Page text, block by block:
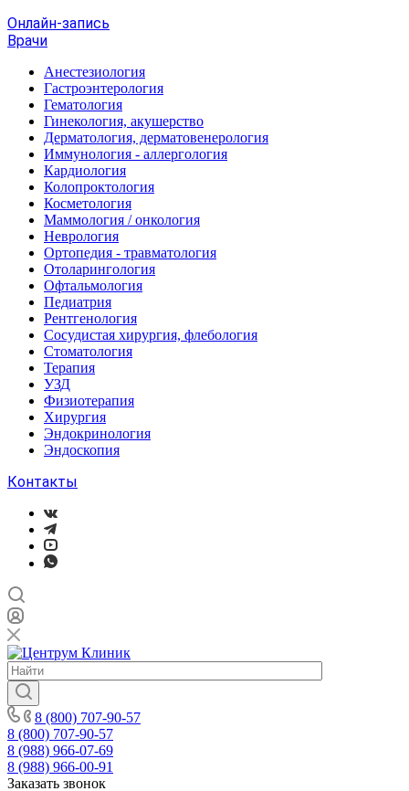
Онлайн-запись
Врачи
Анестезиология
Гастроэнтерология
Гематология
Гинекология, акушерство
Дерматология, дерматовенерология
Иммунология - аллергология
Кардиология
Колопроктология
Косметология
Маммология / онкология
Неврология
Ортопедия - травматология
Отоларингология
Офтальмология
Педиатрия
Рентгенология
Сосудистая хирургия, флебология
Стоматология
Терапия
УЗД
Физиотерапия
Хирургия
Эндокринология
Эндоскопия
Контакты
8 (800) 707-90-57
8 (800) 707-90-57
8 (988) 966-07-69
8 (988) 966-00-91
Заказать звонок